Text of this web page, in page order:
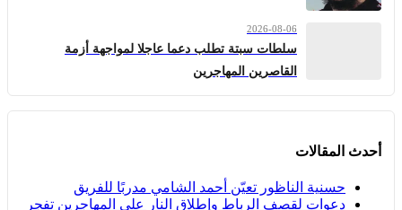
2026-08-06
سلطات سبتة تطلب دعما عاجلا لمواجهة أزمة
القاصرين المهاجرين
أحدث المقالات
حسنية الناظور تعيّن أحمد الشامي مدربًا للفريق
دعوات لقصف الرباط وإطلاق النار على المهاجرين تفجر